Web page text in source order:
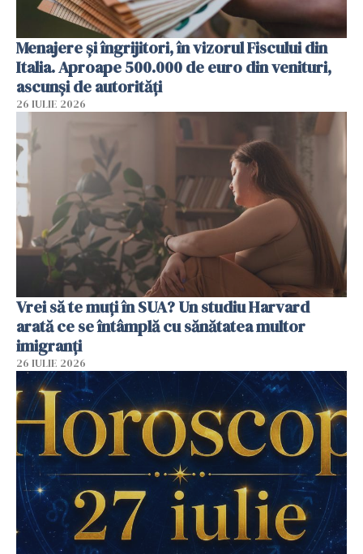
Menajere și îngrijitori, în vizorul Fiscului din
Italia. Aproape 500.000 de euro din venituri,
ascunși de autorități
26 IULIE 2026
Vrei să te muți în SUA? Un studiu Harvard
arată ce se întâmplă cu sănătatea multor
imigranți
26 IULIE 2026